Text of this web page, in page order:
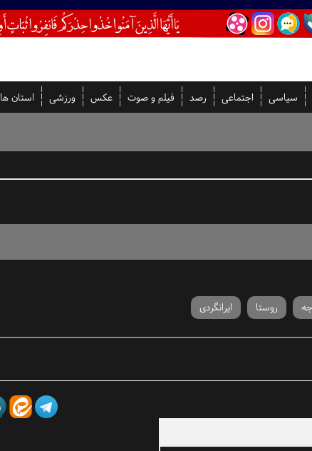
سیاسی اجتماعی رصد فیلم و صوت عکس ورزشی استان ها
روستا ایرانگردی